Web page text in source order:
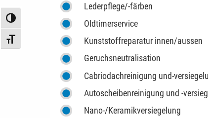
Umschalten auf hohe Kontraste
Schrift vergrößern
Lederpflege/-färben
Oldtimerservice
Kunststoffreparatur innen/aussen
Geruchsneutralisation
Cabriodachreinigung und-
Autoscheibenreinigung und -
Nano-/Keramikversiegelung